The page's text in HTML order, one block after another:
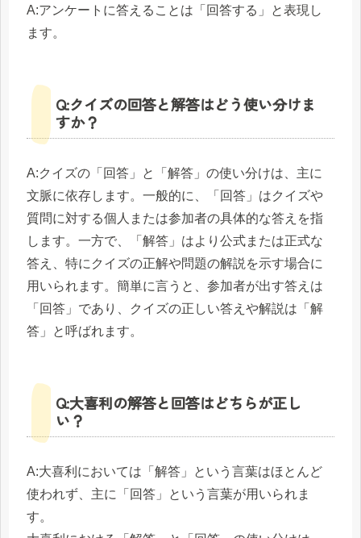
A:アンケートに答えることは「回答する」と表現し
ます。
Q:クイズの回答と解答はどう使い分けま
すか？
A:クイズの「回答」と「解答」の使い分けは、主に
文脈に依存します。一般的に、「回答」はクイズや
質問に対する個人または参加者の具体的な答えを指
します。一方で、「解答」はより公式または正式な
答え、特にクイズの正解や問題の解説を示す場合に
用いられます。簡単に言うと、参加者が出す答えは
「回答」であり、クイズの正しい答えや解説は「解
答」と呼ばれます。
Q:大喜利の解答と回答はどちらが正し
い？
A:大喜利においては「解答」という言葉はほとんど
使われず、主に「回答」という言葉が用いられま
す。